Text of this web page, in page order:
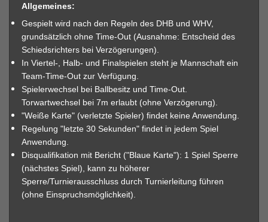
Allgemeines:
Gespielt wird nach den Regeln des DHB und WHV,
grundsätzlich ohne Time-Out (Ausnahme: Entscheid des
Schiedsrichters bei Verzögerungen).
In Viertel-, Halb- und Finalspielen steht je Mannschaft ein
Team-Time-Out zur Verfügung.
Spielerwechsel bei Ballbesitz und Time-Out.
Torwartwechsel bei 7m erlaubt (ohne Verzögerung).
"Weiße Karte" (verletzte Spieler) findet keine Anwendung.
Regelung "letzte 30 Sekunden" findet in jedem Spiel
Anwendung.
Disqualifikation mit Bericht ("Blaue Karte"): 1 Spiel Sperre
(nächstes Spiel), kann zu höherer
Sperre/Turnierausschluss durch Turnierleitung führen
(ohne Einspruchsmöglichkeit).